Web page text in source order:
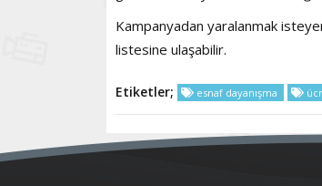
Kampanyadan yaralanmak
listesine ulaşabilir.
Etiketler; esnaf dayanışma